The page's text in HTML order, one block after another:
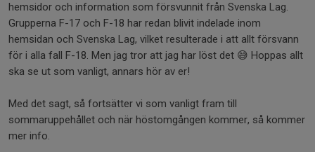
hemsidor och information som försvunnit från Svenska Lag.
Grupperna F-17 och F-18 har redan blivit indelade inom
hemsidan och Svenska Lag, vilket resulterade i att allt försvann
för i alla fall F-18. Men jag tror att jag har löst det 😅 Hoppas allt
ska se ut som vanligt, annars hör av er!
Med det sagt, så fortsätter vi som vanligt fram till
sommaruppehållet och när höstomgången kommer, så kommer
mer info.